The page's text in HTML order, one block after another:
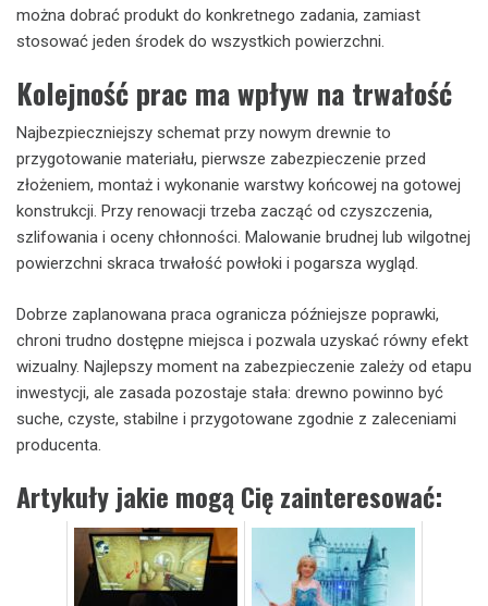
można dobrać produkt do konkretnego zadania, zamiast
stosować jeden środek do wszystkich powierzchni.
Kolejność prac ma wpływ na trwałość
Najbezpieczniejszy schemat przy nowym drewnie to
przygotowanie materiału, pierwsze zabezpieczenie przed
złożeniem, montaż i wykonanie warstwy końcowej na gotowej
konstrukcji. Przy renowacji trzeba zacząć od czyszczenia,
szlifowania i oceny chłonności. Malowanie brudnej lub wilgotnej
powierzchni skraca trwałość powłoki i pogarsza wygląd.
Dobrze zaplanowana praca ogranicza późniejsze poprawki,
chroni trudno dostępne miejsca i pozwala uzyskać równy efekt
wizualny. Najlepszy moment na zabezpieczenie zależy od etapu
inwestycji, ale zasada pozostaje stała: drewno powinno być
suche, czyste, stabilne i przygotowane zgodnie z zaleceniami
producenta.
Artykuły jakie mogą Cię zainteresować: